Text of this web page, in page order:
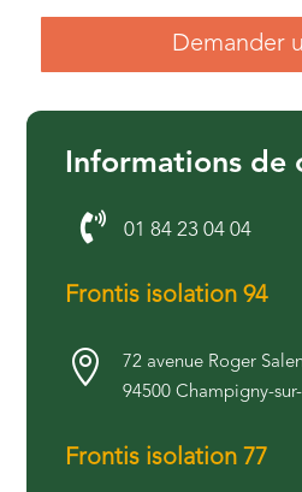
Demander
Informations de
 01 84 23 04 04
Frontis isolation 94

72 avenue Roger
94500 Champigny-
Frontis isolation 77